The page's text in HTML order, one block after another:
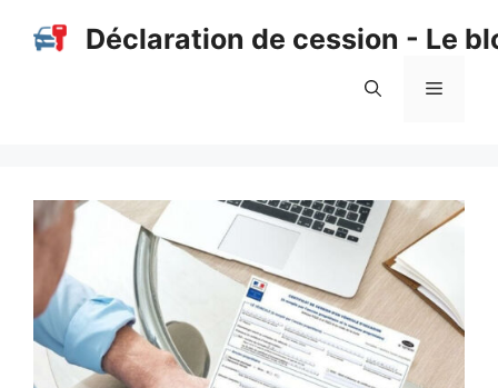
Déclaration de cession - Le
Menu